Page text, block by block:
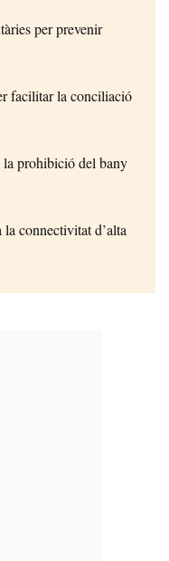
per prevenir
facilitar la conciliació
prohibició del bany
connectivitat d’alta